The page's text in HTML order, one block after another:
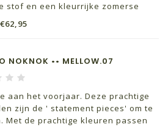
stof en een kleurrijke zomerse
€62,95
NOKNOK •• MELLOW.07
aan het voorjaar. Deze prachtige
zijn de ' statement pieces' om te
Met de prachtige kleuren passen